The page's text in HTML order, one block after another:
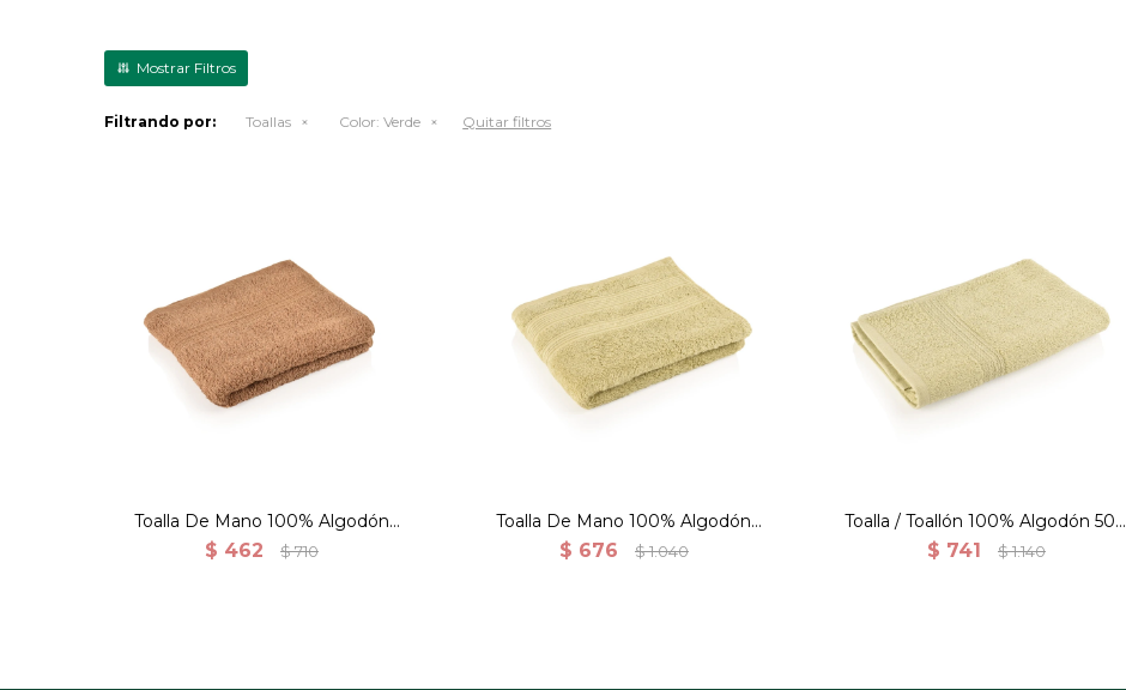
Filtrando por: Toallas Color: Verde Quitar filtros
Toalla-500GSM-50X80-Olive-
Verde
Toalla De Mano 100% Algodón
500 Grs. 50x80cm - Olive-Verde
$ 462 $ 710
Toalla-600GSM-50X80-Olive-
Verde
Toalla De Mano 100% Algodón
500 Grs. 50x80cm - Olive-Verde
$ 676 $ 1.040
Toalla-500GSM-70X140-Olive-
Verde
Toalla / Toallón 100% Algodón 500
Grs. 70x140cm - Olive-Verde
$ 741 $ 1.140